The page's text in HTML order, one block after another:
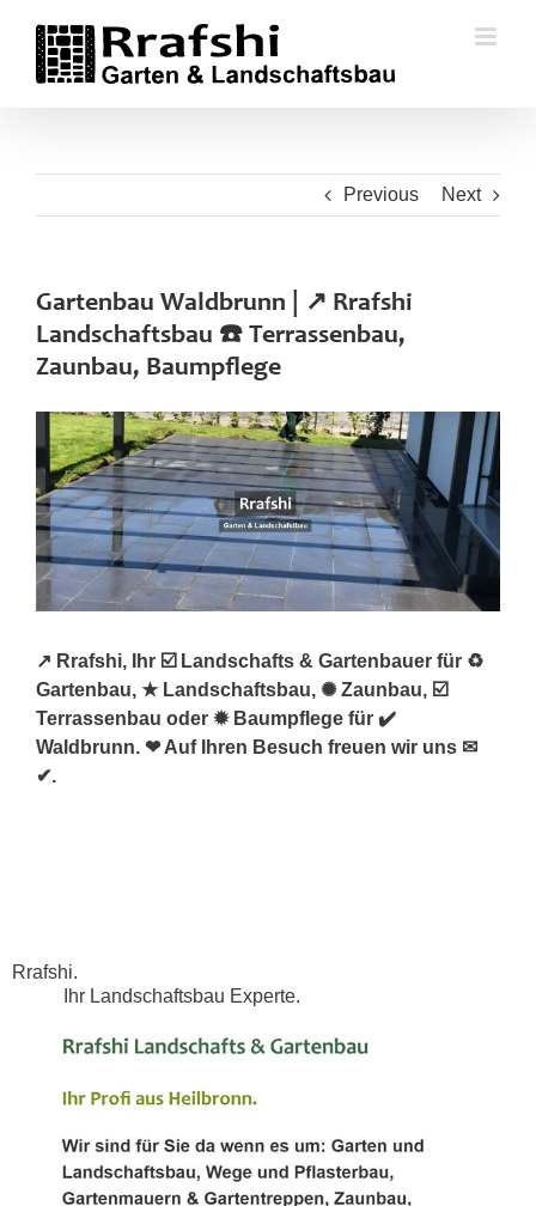
content
Previous Next
Gartenbau Waldbrunn | ↗️ Rrafshi
Landschaftsbau ☎️ Terrassenbau,
Zaunbau, Baumpflege
↗️ Rrafshi, Ihr ☑️ Landschafts & Gartenbauer für ♻
Gartenbau, ★ Landschaftsbau, ✺ Zaunbau, ☑️
Terrassenbau oder ✹ Baumpflege für ✔️
Waldbrunn. ❤ Auf Ihren Besuch freuen wir uns ✉
✔.
Rrafshi.
Ihr Landschaftsbau Experte.